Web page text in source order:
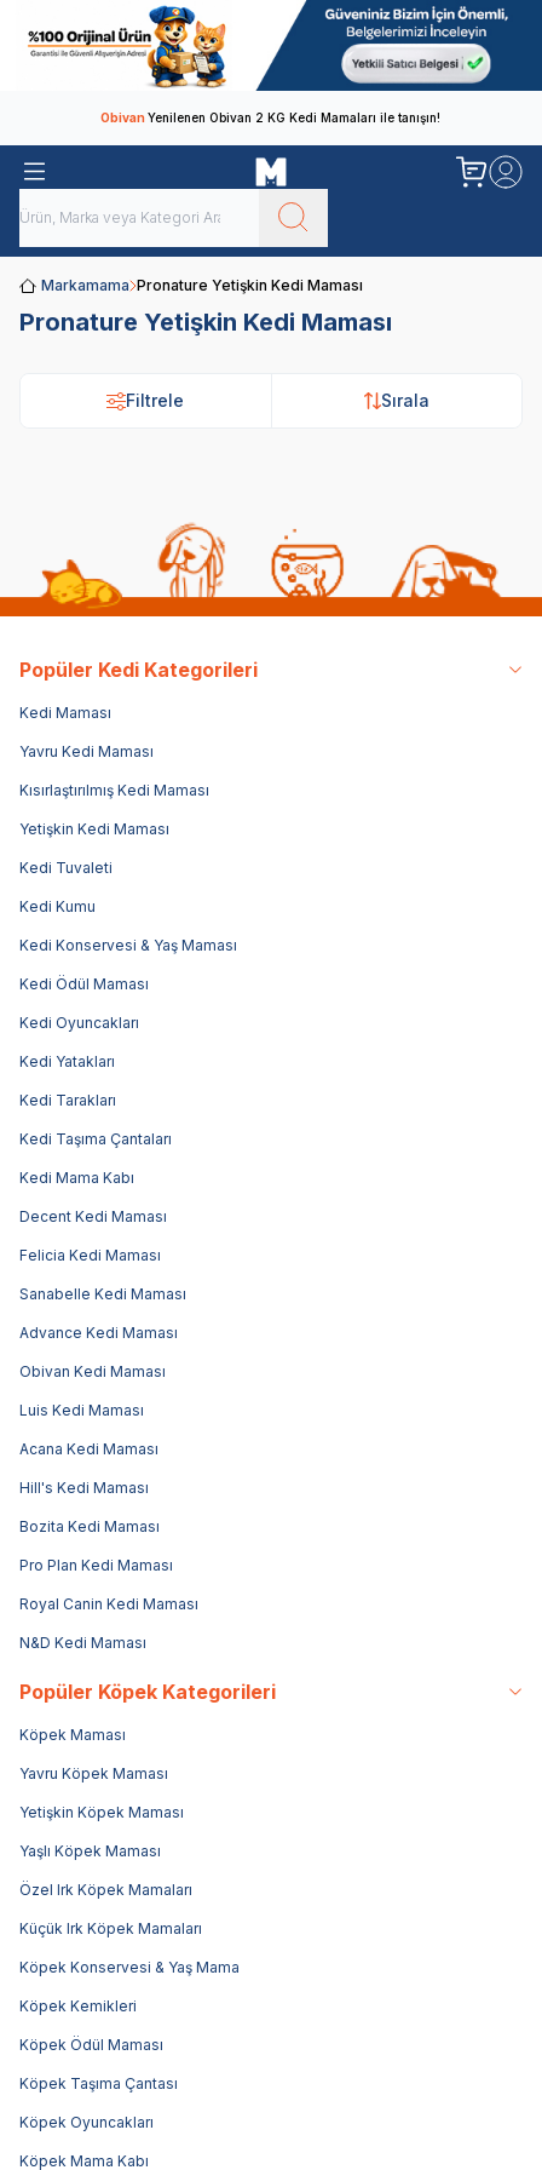
ObivanYenilenen Obivan 2 KG Kedi Mamaları ile tanışın!
Markamama Pronature Yetişkin Kedi Maması
Pronature Yetişkin Kedi Maması
Filtrele Sırala
Popüler Kedi Kategorileri
Kedi Maması
Yavru Kedi Maması
Kısırlaştırılmış Kedi Maması
Yetişkin Kedi Maması
Kedi Tuvaleti
Kedi Kumu
Kedi Konservesi & Yaş Maması
Kedi Ödül Maması
Kedi Oyuncakları
Kedi Yatakları
Kedi Tarakları
Kedi Taşıma Çantaları
Kedi Mama Kabı
Decent Kedi Maması
Felicia Kedi Maması
Sanabelle Kedi Maması
Advance Kedi Maması
Obivan Kedi Maması
Luis Kedi Maması
Acana Kedi Maması
Hill's Kedi Maması
Bozita Kedi Maması
Pro Plan Kedi Maması
Royal Canin Kedi Maması
N&D Kedi Maması
Popüler Köpek Kategorileri
Köpek Maması
Yavru Köpek Maması
Yetişkin Köpek Maması
Yaşlı Köpek Maması
Özel Irk Köpek Mamaları
Küçük Irk Köpek Mamaları
Köpek Konservesi & Yaş Mama
Köpek Kemikleri
Köpek Ödül Maması
Köpek Taşıma Çantası
Köpek Oyuncakları
Köpek Mama Kabı